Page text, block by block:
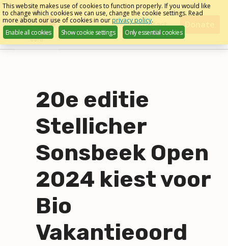
Skip
links
Jump
to
content
Menu
English
contact
20e editie
Stellicher
Sonsbeek Open
2024 kiest voor
Bio
Vakantieoord
This website makes use of cookies to function properly. If you would like
to change which cookies we can use, change the cookie settings. Read
more about our use of cookies in ourprivacy policy.
Enable all cookies
Show cookie settings Only essential cookies